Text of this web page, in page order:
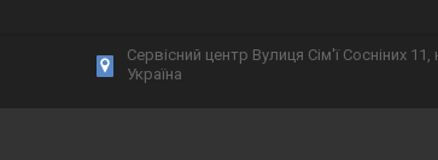
Сервісний центр Вулиця Сім'ї Сосніних
Україна